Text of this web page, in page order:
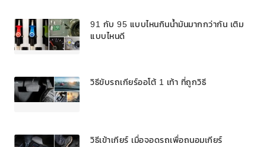
91 กับ 95 แบบไหนกินน้ำมันมากกว่ากัน เติม
แบบไหนดี
วิธีขับรถเกียร์ออโต้ 1 เท้า ที่ถูกวิธี
วิธีเข้าเกียร์ เมื่อจอดรถเพื่อถนอมเกียร์